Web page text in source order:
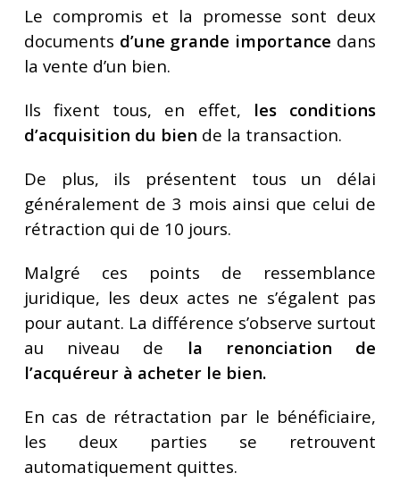
Le compromis et la promesse sont deux
documents d’une grande importance dans
la vente d’un bien.
Ils fixent tous, en effet, les conditions
d’acquisition du bien de la transaction.
De plus, ils présentent tous un délai
généralement de 3 mois ainsi que celui de
rétraction qui de 10 jours.
Malgré ces points de ressemblance
juridique, les deux actes ne s’égalent pas
pour autant. La différence s’observe surtout
au niveau de la renonciation de
l’acquéreur à acheter le bien.
En cas de rétractation par le bénéficiaire,
les deux parties se retrouvent
automatiquement quittes.